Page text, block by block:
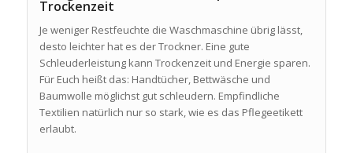
Trockenzeit
Je weniger Restfeuchte die Waschmaschine übrig lässt,
desto leichter hat es der Trockner. Eine gute
Schleuderleistung kann Trockenzeit und Energie sparen.
Für Euch heißt das: Handtücher, Bettwäsche und
Baumwolle möglichst gut schleudern. Empfindliche
Textilien natürlich nur so stark, wie es das Pflegeetikett
erlaubt.